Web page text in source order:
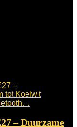
– Duurzame